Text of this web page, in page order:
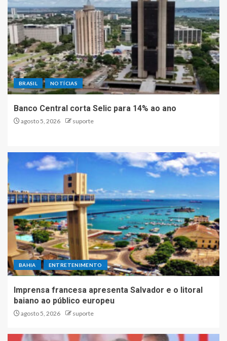
BRASIL NOTÍCIAS
Banco Central corta Selic para 14% ao ano
agosto 5, 2026 suporte
BAHIA ENTRETENIMENTO
Imprensa francesa apresenta Salvador e o litoral
baiano ao público europeu
agosto 5, 2026 suporte